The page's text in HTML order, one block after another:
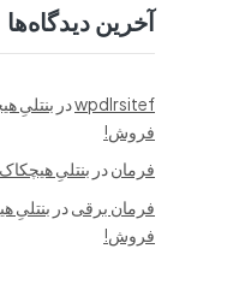
آخرین دیدگاه‌ها
wpdlrsitefدر بنتلیِ
فروش!
فرماندر بنتلیِ
فرمان برقیدر بنتلیِ
فروش!